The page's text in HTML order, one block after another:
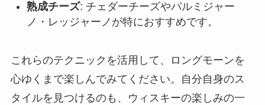
熟成チーズ: チェダーチーズやパルミジャー
ノ・レッジャーノが特におすすめです。
これらのテクニックを活用して、ロングモーンを
心ゆくまで楽しんでみてください。自分自身のス
タイルを見つけるのも、ウィスキーの楽しみの一